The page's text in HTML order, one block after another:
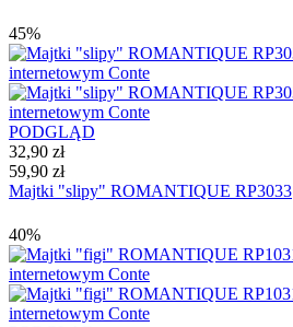
45%
PODGLĄD
32,90 zł
59,90 zł
Majtki "slipy" ROMANTIQUE RP3033
40%